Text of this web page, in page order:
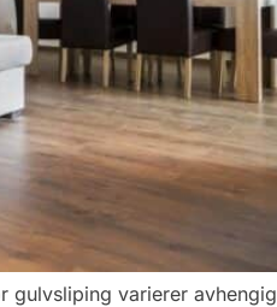
gulvsliping varierer